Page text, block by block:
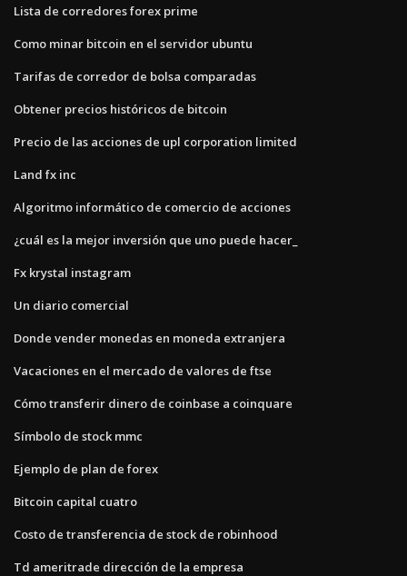
Lista de corredores forex prime
Como minar bitcoin en el servidor ubuntu
Tarifas de corredor de bolsa comparadas
Obtener precios históricos de bitcoin
Precio de las acciones de upl corporation limited
Land fx inc
Algoritmo informático de comercio de acciones
¿cuál es la mejor inversión que uno puede hacer_
Fx krystal instagram
Un diario comercial
Donde vender monedas en moneda extranjera
Vacaciones en el mercado de valores de ftse
Cómo transferir dinero de coinbase a coinquare
Símbolo de stock mmc
Ejemplo de plan de forex
Bitcoin capital cuatro
Costo de transferencia de stock de robinhood
Td ameritrade dirección de la empresa